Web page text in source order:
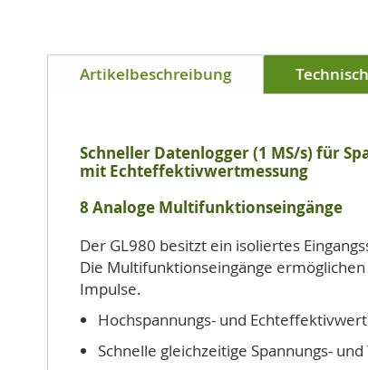
Artikelbeschreibung
Schneller Datenlogger (1 MS/s) für
mit Echteffektivwertmessung
8 Analoge Multifunktionseingänge
Der GL980 besitzt ein isoliertes
Die Multifunktionseingänge
Impulse.
Hochspannungs- und
Schnelle gleichzeitige Spannungs-